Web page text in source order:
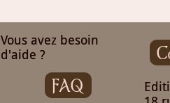
Vous avez besoin
d'aide ?
FAQ